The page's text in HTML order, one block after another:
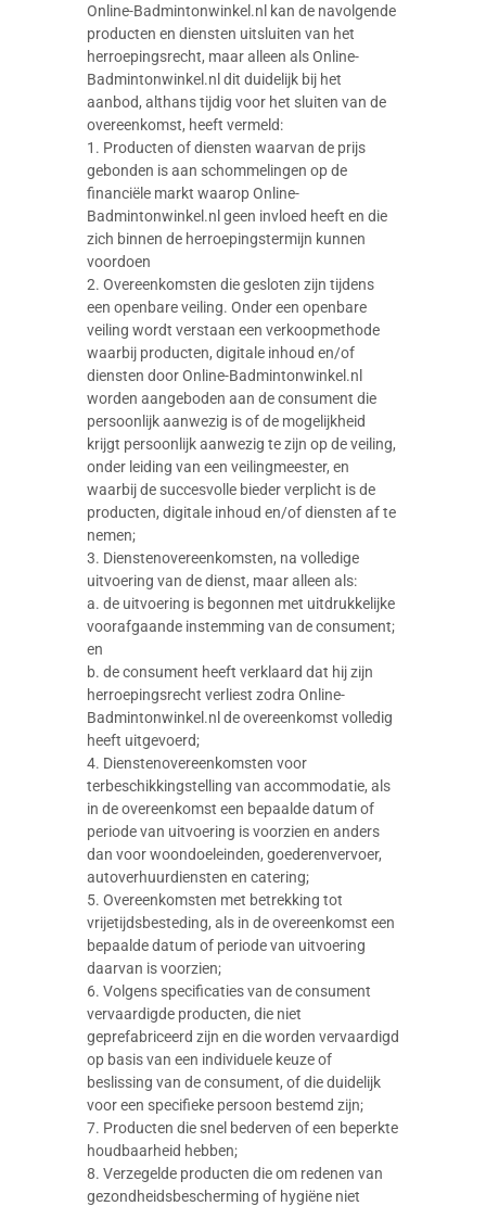
Online-Badmintonwinkel.nl kan de navolgende
producten en diensten uitsluiten van het
herroepingsrecht, maar alleen als Online-
Badmintonwinkel.nl dit duidelijk bij het
aanbod, althans tijdig voor het sluiten van de
overeenkomst, heeft vermeld:
1. Producten of diensten waarvan de prijs
gebonden is aan schommelingen op de
financiële markt waarop Online-
Badmintonwinkel.nl geen invloed heeft en die
zich binnen de herroepingstermijn kunnen
voordoen
2. Overeenkomsten die gesloten zijn tijdens
een openbare veiling. Onder een openbare
veiling wordt verstaan een verkoopmethode
waarbij producten, digitale inhoud en/of
diensten door Online-Badmintonwinkel.nl
worden aangeboden aan de consument die
persoonlijk aanwezig is of de mogelijkheid
krijgt persoonlijk aanwezig te zijn op de veiling,
onder leiding van een veilingmeester, en
waarbij de succesvolle bieder verplicht is de
producten, digitale inhoud en/of diensten af te
nemen;
3. Dienstenovereenkomsten, na volledige
uitvoering van de dienst, maar alleen als:
a. de uitvoering is begonnen met uitdrukkelijke
voorafgaande instemming van de consument;
en
b. de consument heeft verklaard dat hij zijn
herroepingsrecht verliest zodra Online-
Badmintonwinkel.nl de overeenkomst volledig
heeft uitgevoerd;
4. Dienstenovereenkomsten voor
terbeschikkingstelling van accommodatie, als
in de overeenkomst een bepaalde datum of
periode van uitvoering is voorzien en anders
dan voor woondoeleinden, goederenvervoer,
autoverhuurdiensten en catering;
5. Overeenkomsten met betrekking tot
vrijetijdsbesteding, als in de overeenkomst een
bepaalde datum of periode van uitvoering
daarvan is voorzien;
6. Volgens specificaties van de consument
vervaardigde producten, die niet
geprefabriceerd zijn en die worden vervaardigd
op basis van een individuele keuze of
beslissing van de consument, of die duidelijk
voor een specifieke persoon bestemd zijn;
7. Producten die snel bederven of een beperkte
houdbaarheid hebben;
8. Verzegelde producten die om redenen van
gezondheidsbescherming of hygiëne niet